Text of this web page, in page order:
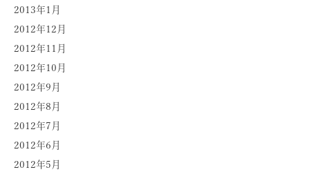
2013年1月
2012年12月
2012年11月
2012年10月
2012年9月
2012年8月
2012年7月
2012年6月
2012年5月